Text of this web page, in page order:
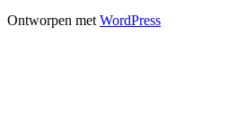
Ontworpen met WordPress